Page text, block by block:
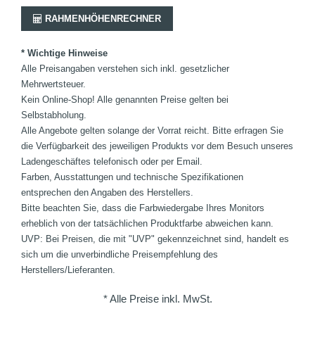
RAHMENHÖHENRECHNER
* Wichtige Hinweise
Alle Preisangaben verstehen sich inkl. gesetzlicher
Mehrwertsteuer.
Kein Online-Shop! Alle genannten Preise gelten bei
Selbstabholung.
Alle Angebote gelten solange der Vorrat reicht. Bitte erfragen Sie
die Verfügbarkeit des jeweiligen Produkts vor dem Besuch unseres
Ladengeschäftes telefonisch oder per Email.
Farben, Ausstattungen und technische Spezifikationen
entsprechen den Angaben des Herstellers.
Bitte beachten Sie, dass die Farbwiedergabe Ihres Monitors
erheblich von der tatsächlichen Produktfarbe abweichen kann.
UVP: Bei Preisen, die mit "UVP" gekennzeichnet sind, handelt es
sich um die unverbindliche Preisempfehlung des
Herstellers/Lieferanten.
* Alle Preise inkl. MwSt.